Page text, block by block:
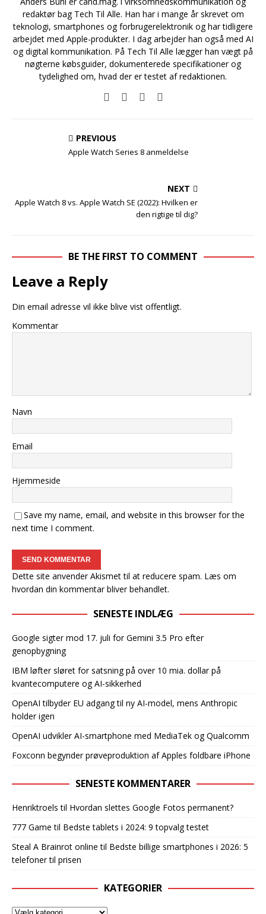
redaktør bag Tech Til Alle. Han har i mange år skrevet om
teknologi, smartphones og forbrugerelektronik og har tidligere
arbejdet med Apple-produkter. I dag arbejder han også med AI
og digital kommunikation. På Tech Til Alle lægger han vægt på
nøgterne købsguider, dokumenterede specifikationer og
tydelighed om, hvad der er testet af redaktionen.
PREVIOUS
Apple Watch Series 8 anmeldelse
NEXT
Apple Watch 8 vs. Apple Watch SE (2022): Hvilken er
den rigtige til dig?
BE THE FIRST TO COMMENT
Leave a Reply
Din email adresse vil ikke blive vist offentligt.
Kommentar
Navn
Email
Hjemmeside
Save my name, email, and website in this browser for the
next time I comment.
Dette site anvender Akismet til at reducere spam. Læs om
hvordan din kommentar bliver behandlet.
SENESTE INDLÆG
Google sigter mod 17. juli for Gemini 3.5 Pro efter
genopbygning
IBM løfter sløret for satsning på over 10 mia. dollar på
kvantecomputere og AI-sikkerhed
OpenAI tilbyder EU adgang til ny AI-model, mens Anthropic
holder igen
OpenAI udvikler AI-smartphone med MediaTek og Qualcomm
Foxconn begynder prøveproduktion af Apples foldbare iPhone
SENESTE KOMMENTARER
Henriktroels til Hvordan slettes Google Fotos permanent?
777 Game til Bedste tablets i 2024: 9 topvalg testet
Steal A Brainrot online til Bedste billige smartphones i 2026: 5
telefoner til prisen
KATEGORIER